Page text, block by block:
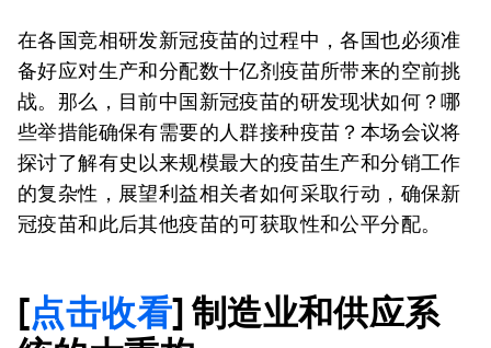
在各国竞相研发新冠疫苗的过程中，各国也必须准
备好应对生产和分配数十亿剂疫苗所带来的空前挑
战。那么，目前中国新冠疫苗的研发现状如何？哪
些举措能确保有需要的人群接种疫苗？本场会议将
探讨了解有史以来规模最大的疫苗生产和分销工作
的复杂性，展望利益相关者如何采取行动，确保新
冠疫苗和此后其他疫苗的可获取性和公平分配。
[点击收看] 制造业和供应系